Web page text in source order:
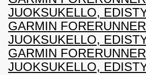
JUOKSUKELLO,
GARMIN
JUOKSUKELLO,
GARMIN
JUOKSUKELLO,